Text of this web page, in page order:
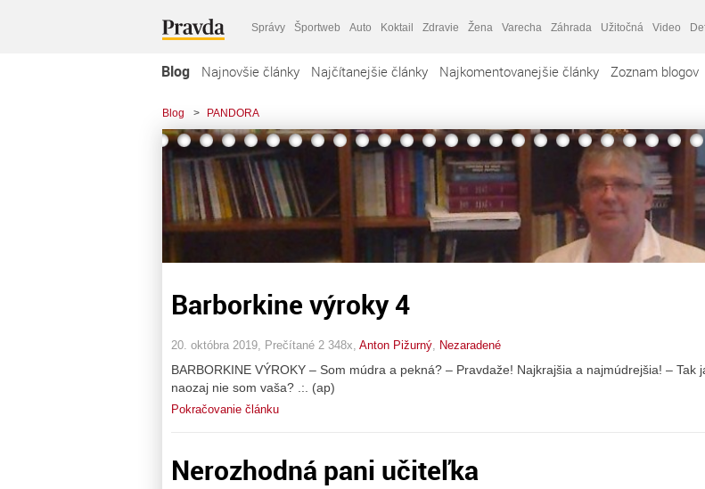
Správy Športweb Auto Koktail Zdravie Žena Varecha Záhrada Užitočná Video
Blog Najnovšie články Najčítanejšie články Najkomentovanejšie články Zoznam blogov
Blog > PANDORA
Barborkine výroky 4
20. októbra 2019, Prečítané 2 348x, Anton Pižurný Nezaradené
BARBORKINE VÝROKY – Som múdra a pekná? – Pravdaže! Najkrajšia a najmúdrejšia! – Tak
naozaj nie som vaša? .:. (ap)
Pokračovanie článku
Nerozhodná pani učiteľka